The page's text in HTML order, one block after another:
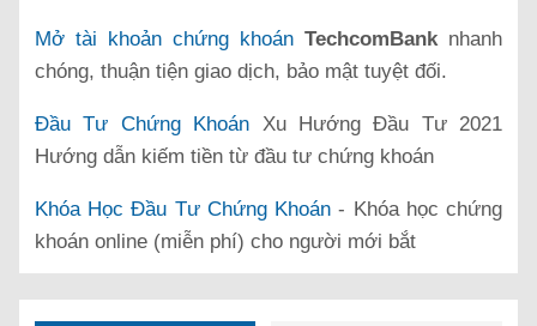
Mở tài khoản chứng khoán TechcomBank nhanh
chóng, thuận tiện giao dịch, bảo mật tuyệt đối.
Đầu Tư Chứng Khoán Xu Hướng Đầu Tư 2021
Hướng dẫn kiếm tiền từ đầu tư chứng khoán
Khóa Học Đầu Tư Chứng Khoán - Khóa học chứng
khoán online (miễn phí) cho người mới bắt